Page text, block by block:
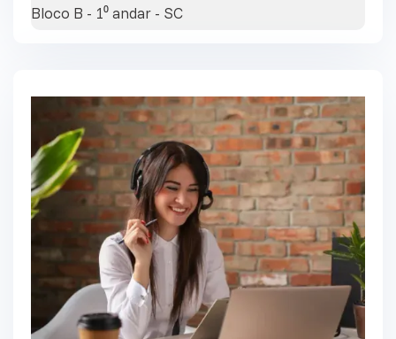
Bloco B - 1⁰ andar - SC